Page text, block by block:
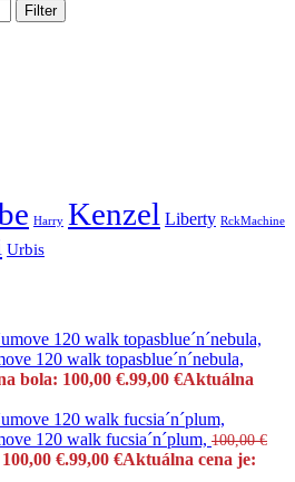
Filter
Harry Kenzel Liberty RckMachine
Urbis
120 walk topasblue´n´nebula,
bola: 100,00 €.99,00 €Aktuálna
120 walk fucsia´n´plum, 100,00€
€.99,00 €Aktuálna cena je: